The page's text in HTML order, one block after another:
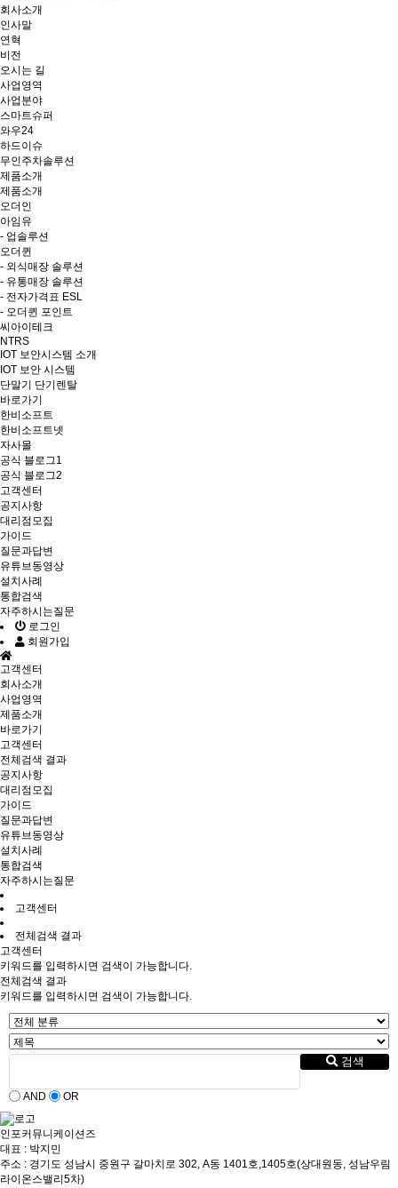
회사소개
인사말
연혁
비전
오시는 길
사업영역
사업분야
스마트슈퍼
와우24
하드이슈
무인주차솔루션
제품소개
제품소개
오더인
아임유
- 업솔루션
오더퀸
- 외식매장 솔루션
- 유통매장 솔루션
- 전자가격표 ESL
- 오더퀸 포인트
씨아이테크
NTRS
IOT 보안시스템 소개
IOT 보안 시스템
단말기 단기렌탈
바로가기
한비소프트
한비소프트넷
자사몰
공식 블로그1
공식 블로그2
고객센터
공지사항
대리점모집
가이드
질문과답변
유튜브동영상
설치사례
통합검색
자주하시는질문
로그인
회원가입
고객센터
회사소개
사업영역
제품소개
바로가기
고객센터
전체검색 결과
공지사항
대리점모집
가이드
질문과답변
유튜브동영상
설치사례
통합검색
자주하시는질문
고객센터
전체검색 결과
고객센터
키워드를 입력하시면 검색이 가능합니다.
전체검색 결과
키워드를 입력하시면 검색이 가능합니다.
검색
AND OR
인포커뮤니케이션즈
대표 : 박지민
주소 : 경기도 성남시 중원구 갈마치로 302, A동 1401호,1405호(상대원동, 성남우림
라이온스밸리5차)